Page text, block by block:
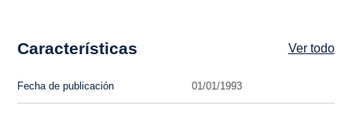
Características Ver todo
Fecha de publicación 01/01/1993